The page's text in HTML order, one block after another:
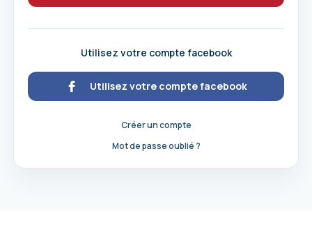
Utilisez votre compte facebook
Utilisez votre compte facebook
Créer un compte
Mot de passe oublié ?